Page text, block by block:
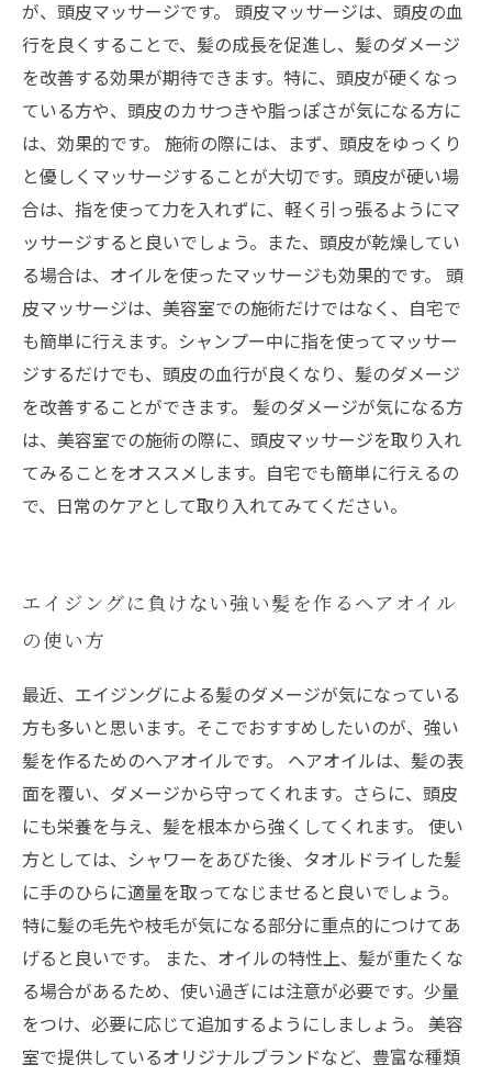
が、頭皮マッサージです。 頭皮マッサージは、頭皮の血
行を良くすることで、髪の成長を促進し、髪のダメージ
を改善する効果が期待できます。特に、頭皮が硬くなっ
ている方や、頭皮のカサつきや脂っぽさが気になる方に
は、効果的です。 施術の際には、まず、頭皮をゆっくり
と優しくマッサージすることが大切です。頭皮が硬い場
合は、指を使って力を入れずに、軽く引っ張るようにマ
ッサージすると良いでしょう。また、頭皮が乾燥してい
る場合は、オイルを使ったマッサージも効果的です。 頭
皮マッサージは、美容室での施術だけではなく、自宅で
も簡単に行えます。シャンプー中に指を使ってマッサー
ジするだけでも、頭皮の血行が良くなり、髪のダメージ
を改善することができます。 髪のダメージが気になる方
は、美容室での施術の際に、頭皮マッサージを取り入れ
てみることをオススメします。自宅でも簡単に行えるの
で、日常のケアとして取り入れてみてください。
エイジングに負けない強い髪を作るヘアオイル
の使い方
最近、エイジングによる髪のダメージが気になっている
方も多いと思います。そこでおすすめしたいのが、強い
髪を作るためのヘアオイルです。 ヘアオイルは、髪の表
面を覆い、ダメージから守ってくれます。さらに、頭皮
にも栄養を与え、髪を根本から強くしてくれます。 使い
方としては、シャワーをあびた後、タオルドライした髪
に手のひらに適量を取ってなじませると良いでしょう。
特に髪の毛先や枝毛が気になる部分に重点的につけてあ
げると良いです。 また、オイルの特性上、髪が重たくな
る場合があるため、使い過ぎには注意が必要です。少量
をつけ、必要に応じて追加するようにしましょう。 美容
室で提供しているオリジナルブランドなど、豊富な種類